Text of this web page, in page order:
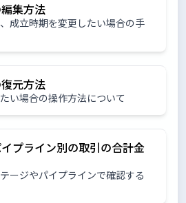
集方法
成立時期を変更したい場合の手
元方法
い場合の操作方法について
プライン別の取引の合計金
ージやパイプラインで確認する